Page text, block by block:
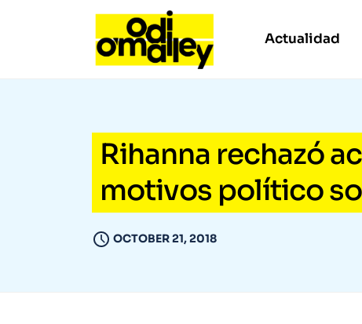
Actualidad
Rihanna rechazó
motivos político
OCTOBER 21, 2018